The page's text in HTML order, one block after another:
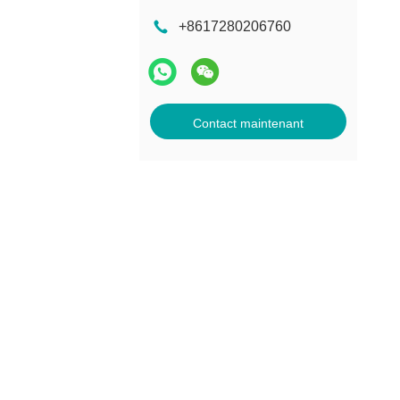
+8617280206760
Contact maintenant